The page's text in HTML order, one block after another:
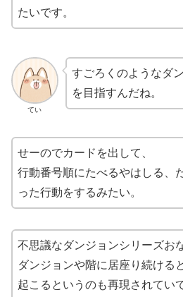
たいです。
てい
すごろくのようなダ
を目指すんだね。
せーのでカードを出して、
行動番号順にたべるやはしる、
った行動をするみたい。
不思議なダンジョンシリーズお
ダンジョンや階に居座り続ける
起こるというのも再現されていて